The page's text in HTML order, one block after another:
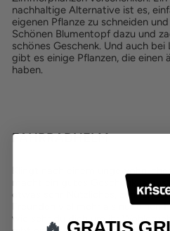
nachhaltige Alternative ist es,
eigenen Pflanze zu schneiden
Schönen Blumentopf dazu und
schönes Geschenk. Und auch
gibt es einige Pflanzen, die einen
haben.
FAHRRADHELM
Klingt nach einem
macht ein gutes Geschenk ja
etwas sehr Nützliches, zum
Freunden viel mehr als nur einen
wie sehr du dich um ihr